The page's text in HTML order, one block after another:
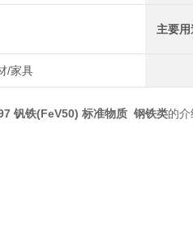
主要用
/家具
钒铁(FeV50) 标准物质 钢铁类的介